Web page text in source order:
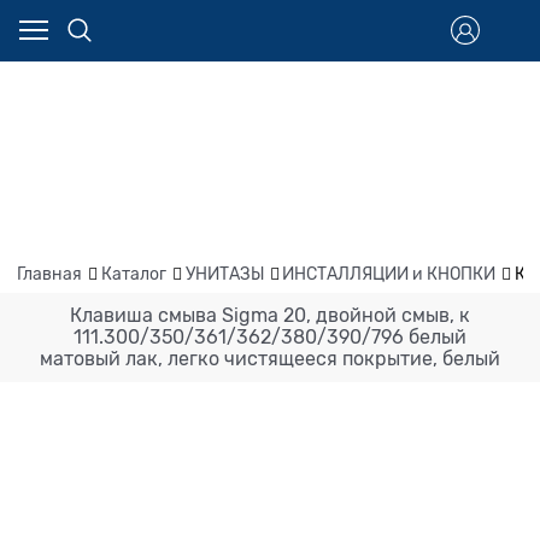
Главная Каталог УНИТАЗЫ ИНСТАЛЛЯЦИИ и КНОПКИ
Клавиша смыва Sigma 20, двойной смыв, к
111.300/350/361/362/380/390/796 белый
матовый лак, легко чистящееся покрытие, белый